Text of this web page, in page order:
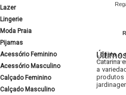
Lazer
Lingerie
Moda Praia
Pijamas
Acessório Feminino
Acessório Masculino
Calçado Feminino
Calçado Masculino
Lojista o
Catarina
a
produtos